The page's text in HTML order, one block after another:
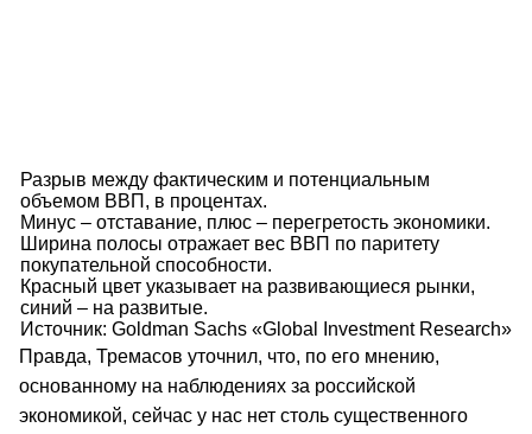
Разрыв между фактическим и потенциальным
объемом ВВП, в процентах.
Минус – отставание, плюс – перегретость экономики.
Ширина полосы отражает вес ВВП по паритету
покупательной способности.
Красный цвет указывает на развивающиеся рынки,
синий – на развитые.
Источник: Goldman Sachs «Global Investment Research»
Правда, Тремасов уточнил, что, по его мнению,
основанному на наблюдениях за российской
экономикой, сейчас у нас нет столь существенного